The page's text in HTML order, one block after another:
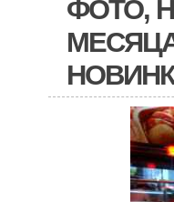
ФОТО,